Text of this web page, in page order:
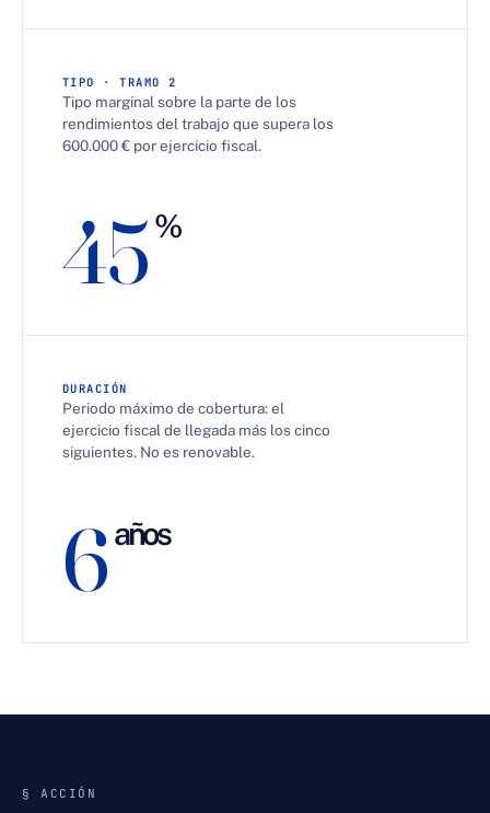
TIPO · TRAMO 2
Tipo marginal sobre la parte de los
rendimientos del trabajo que supera los
600.000 € por ejercicio fiscal.
45 %
DURACIÓN
Periodo máximo de cobertura: el
ejercicio fiscal de llegada más los cinco
siguientes. No es renovable.
6 años
§ ACCIÓN